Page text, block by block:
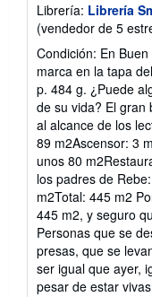
Librería: Librería
(vendedor de 5
Condición: En
marca en la tapa
p. 484 g. ¿Puede
de su vida? El gran
al alcance de los
89 m2Ascensor: 3
unos 80
los padres de
m2Total: 445 m2
445 m2, y seguro
Personas que se
presas, que se
ser igual que ayer,
pesar de estar